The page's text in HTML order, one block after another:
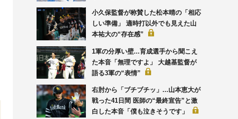
小久保監督が称賛した松本晴の「相応
しい準備」 適時打以外でも見えた山
本祐大の“存在感”
1軍の分厚い壁...育成選手から聞こえ
た本音「無理ですよ」 大越基監督が
語る3軍の“表情”
右肘から「ブチブチッ」...山本恵大が
戦った41日間 医師の“最終宣告”と激
白した本音「僕も泣きそうです」